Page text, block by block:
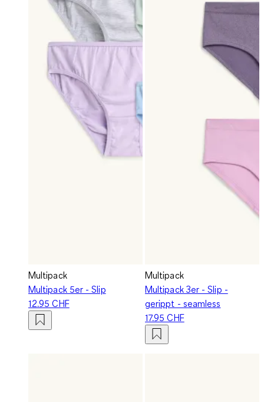
Multipack
Multipack 5er - Slip
12.95 CHF
Multipack
Multipack 3er - Slip -
gerippt - seamless
17.95 CHF